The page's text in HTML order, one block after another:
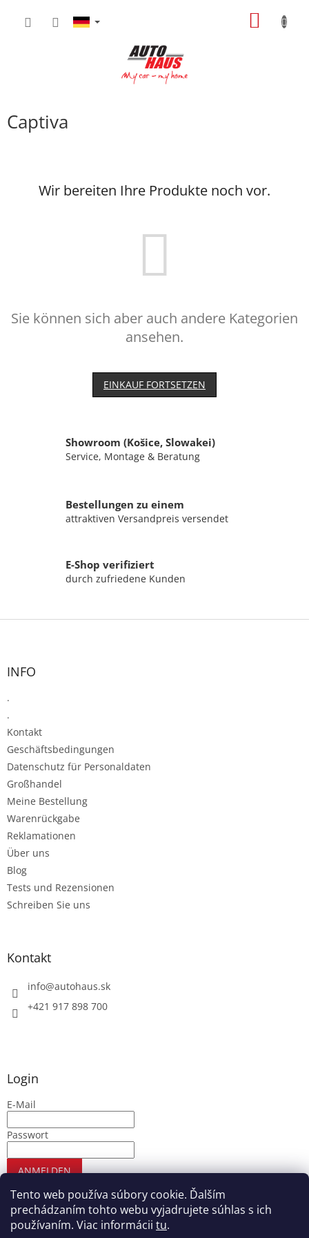
Tento web používa súbory cookie. Ďalším
prechádzaním tohto webu vyjadrujete súhlas s ich
používaním. Viac informácii tu.
Inhalt
Captiva
Wir bereiten Ihre Produkte noch vor.
Sie können sich aber auch andere Kategorien
ansehen.
EINKAUF FORTSETZEN
Showroom (Košice, Slowakei)
Service, Montage & Beratung
Bestellungen zu einem
attraktiven Versandpreis versendet
E-Shop verifiziert
durch zufriedene Kunden
F
INFO
.
.
Kontakt
Geschäftsbedingungen
Datenschutz für Personaldaten
Großhandel
Meine Bestellung
Warenrückgabe
Reklamationen
Über uns
Blog
Tests und Rezensionen
Schreiben Sie uns
Kontakt
info@autohaus.sk
+421 917 898 700
Login
E-Mail
Passwort
ANMELDEN
Neues Konto registrierenPasswort vergessen